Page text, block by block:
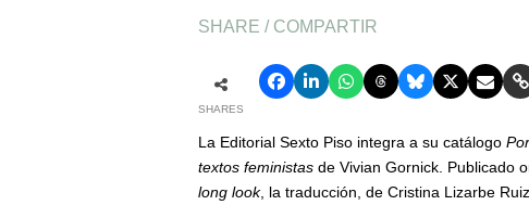
SHARE / COMPARTIR
SHARES
La Editorial Sexto Piso integra a su catálogo
textos feministas de Vivian Gornick. Publicado
long look, la traducción, de Cristina Lizarbe